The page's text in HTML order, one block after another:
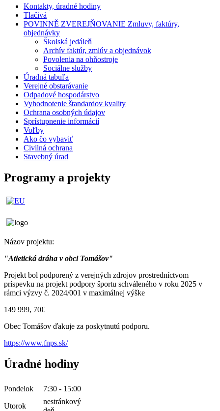
Kontakty, úradné hodiny
Tlačivá
POVINNĚ ZVEREJŇOVANIE Zmluvy, faktúry,
objednávky
Školská jedáleň
Archív faktúr, zmlúv a objednávok
Povolenia na ohňostroje
Sociálne služby
Úradná tabuľa
Verejné obstarávanie
Odpadové hospodárstvo
Vyhodnotenie štandardov kvality
Ochrana osobných údajov
Sprístupnenie informácií
Voľby
Ako čo vybaviť
Civilná ochrana
Stavebný úrad
Programy a projekty
Názov projektu:
"Atletická dráha v obci Tomášov"
Projekt bol podporený z verejných zdrojov prostredníctvom
príspevku na projekt podpory športu schváleného v roku 2025 v
rámci výzvy č. 2024/001 v maximálnej výške
149 999, 70€
Obec Tomášov ďakuje za poskytnutú podporu.
https://www.fnps.sk/
Úradné hodiny
Pondelok 7:30 - 15:00
Utorok
nestránkový